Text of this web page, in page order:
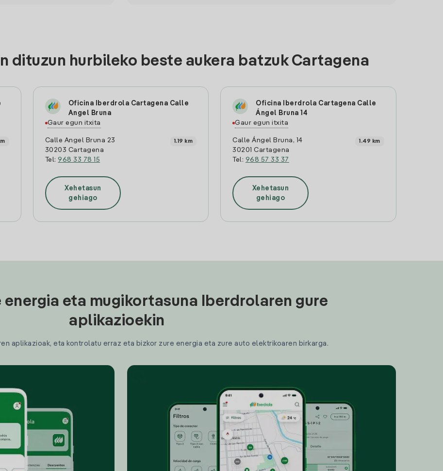
dituzun hurbileko beste aukera batzuk Cartagena
Oficina Iberdrola Cartagena Calle
Angel Bruna
Gaur egun itxita
Calle Angel Bruna 23
30203 Cartagena
Tel:968 33 78 15
1.19 km
Xehetasun
gehiago
Oficina Iberdrola Cartagena Calle
Ángel Bruna 14
Gaur egun itxita
Calle Ángel Bruna, 14
30201 Cartagena
Tel: 968 57 33 37
1.49 km
Xehetasun
gehiago
energia eta mugikortasuna Iberdrolaren gure
aplikazioekin
aplikazioak, eta kontrolatu erraz eta bizkor zure energia eta zure auto elektrikoaren birkarga.